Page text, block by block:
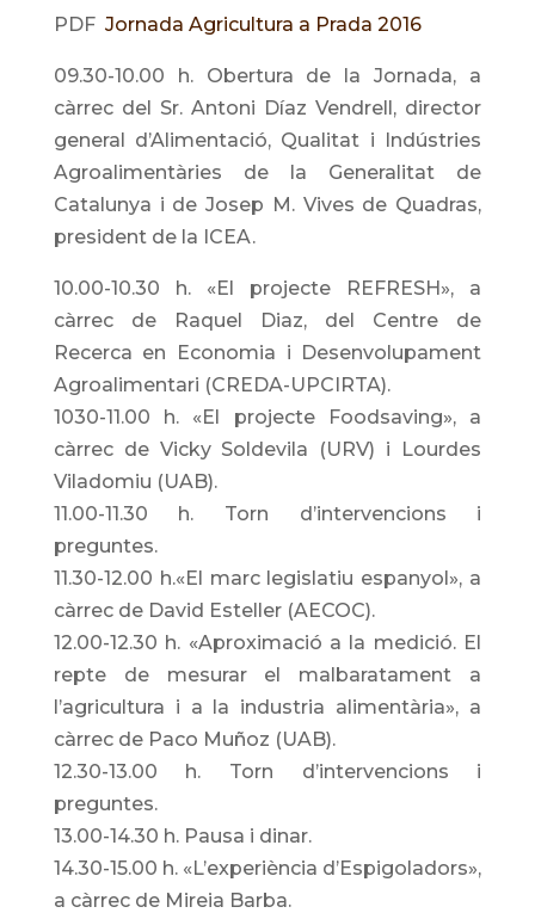
PDF Jornada Agricultura a Prada 2016
09.30-10.00 h. Obertura de la Jornada, a
càrrec del Sr. Antoni Díaz Vendrell, director
general d’Alimentació, Qualitat i Indústries
Agroalimentàries de la Generalitat de
Catalunya i de Josep M. Vives de Quadras,
president de la ICEA.
10.00-10.30 h. «El projecte REFRESH», a
càrrec de Raquel Diaz, del Centre de
Recerca en Economia i Desenvolupament
Agroalimentari (CREDA-UPC­IRTA).
1030-11.00 h. «El projecte Foodsaving», a
càrrec de Vicky Soldevila (URV) i Lourdes
Viladomiu (UAB).
11.00-11.30 h. Torn d’intervencions i
preguntes.
11.30-12.00 h.«El marc legislatiu espanyol», a
càrrec de David Esteller (AECOC).
12.00-12.30 h. «Aproximació a la medició. El
repte de mesurar el malbaratament a
l’agricultura i a la industria alimentària», a
càrrec de Paco Muñoz (UAB).
12.30-13.00 h. Torn d’intervencions i
preguntes.
13.00-14.30 h. Pausa i dinar.
14.30-15.00 h. «L’experiència d’Espigoladors»,
a càrrec de Mireia Barba.